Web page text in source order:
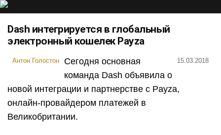
Dash интегрируется в глобальный
электронный кошелек Payza
Антон Голостон 15.03.2018
Сегодня основная
команда Dash объявила о
новой интеграции и партнерстве с Payza,
онлайн-провайдером платежей в
Великобритании.